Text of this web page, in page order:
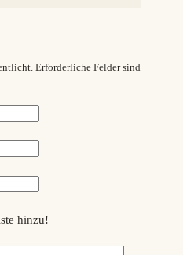
Erforderliche Felder sind
hinzu!